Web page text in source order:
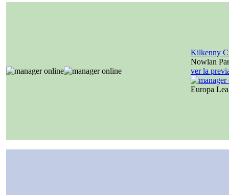
Kilkenny
Nowlan
ver la
Europa